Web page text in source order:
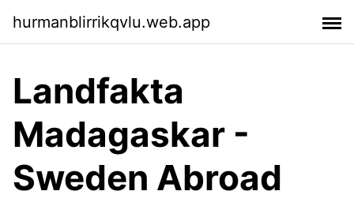
hurmanblirrikqvlu.web.app
Landfakta
Madagaskar -
Sweden Abroad